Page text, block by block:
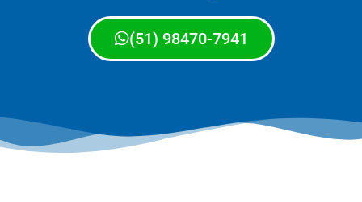
(51) 98470-7941